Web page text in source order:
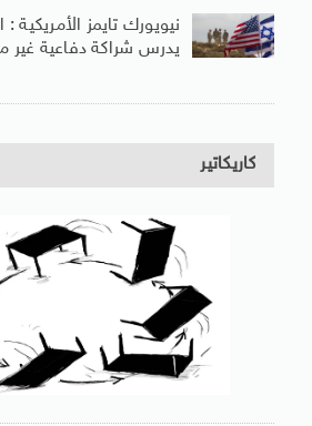
نيويورك تايمز الأمريكية
يدرس شراكة دفاعية غير
كاريكاتير